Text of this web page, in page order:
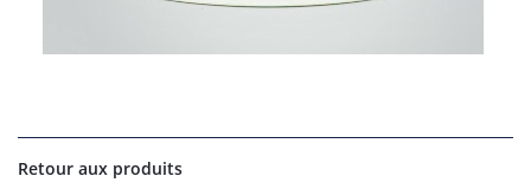
Retour aux produits